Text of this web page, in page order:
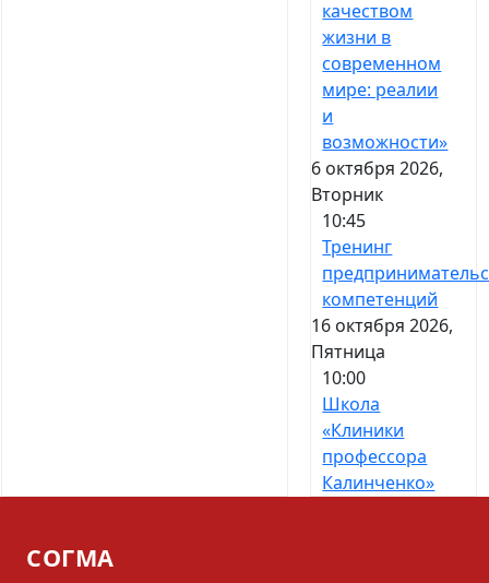
качеством
жизни в
современном
мире: реалии
и
возможности»
6 октября 2026,
Вторник
10:45
Тренинг
компетенций
16 октября 2026,
Пятница
10:00
Школа
«Клиники
профессора
Калинченко»
СОГМА